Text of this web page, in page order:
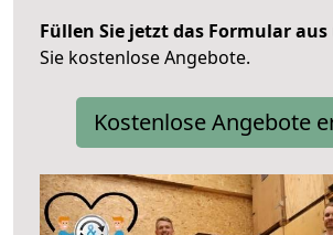
Füllen Sie jetzt das Formular aus
Sie kostenlose Angebote.
Kostenlose Angebote